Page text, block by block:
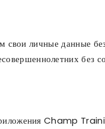
личные данные
без
Champ